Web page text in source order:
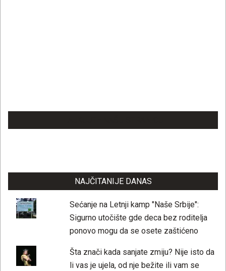
NAJČITANIJE DANAS
Sećanje na Letnji kamp "Naše Srbije":
Sigurno utočište gde deca bez roditelja
ponovo mogu da se osete zaštićeno
Šta znači kada sanjate zmiju? Nije isto da
li vas je ujela, od nje bežite ili vam se